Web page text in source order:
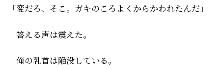
「変だろ、そこ。ガキのころよくからかわれたんだ」
答える声は震えた。
俺の乳首は陥没している。